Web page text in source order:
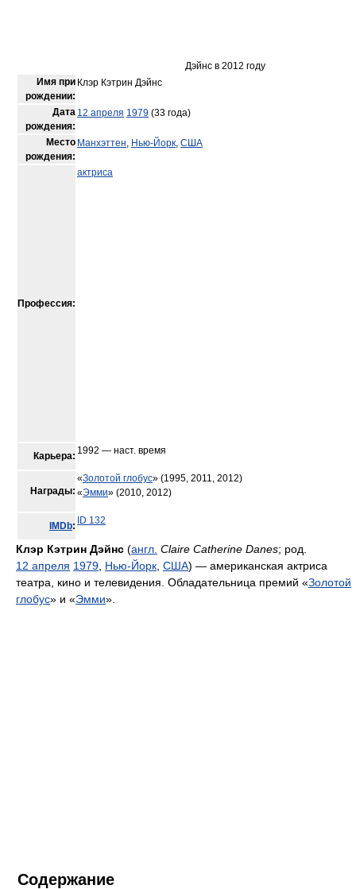
Дэйнс в 2012 году
Имя при
рождении:
Клэр Кэтрин Дэйнс
Дата
рождения:
12 апреля 1979 (33 года)
Место
рождения:
Манхэттен, Нью-Йорк, США
Профессия:
актриса
Карьера: 1992 — наст. время
Награды:
«Золотой глобус» (1995, 2011, 2012)
«Эмми» (2010, 2012)
IMDb: ID 132
Клэр Кэтрин Дэйнс (англ. Claire Catherine Danes; род.
12 апреля 1979 Нью-Йорк США) — американская актриса
театра, кино и телевидения. Обладательница премий «Золотой
глобус» и «Эмми».
Содержание